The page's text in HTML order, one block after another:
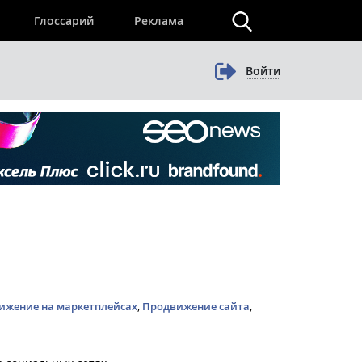
Глоссарий Реклама
Войти
на маркетплейсах, Продвижение сайта,